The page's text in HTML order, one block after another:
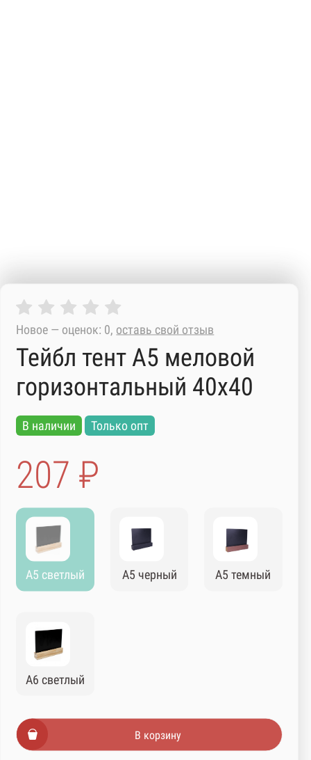
Новое — оценок: 0, оставь свой отзыв
Тейбл тент А5 меловой
горизонтальный 40х40
В наличии Только опт
207 ₽
А5 светлый А5 черный А5 темный
А6 светлый
В корзину